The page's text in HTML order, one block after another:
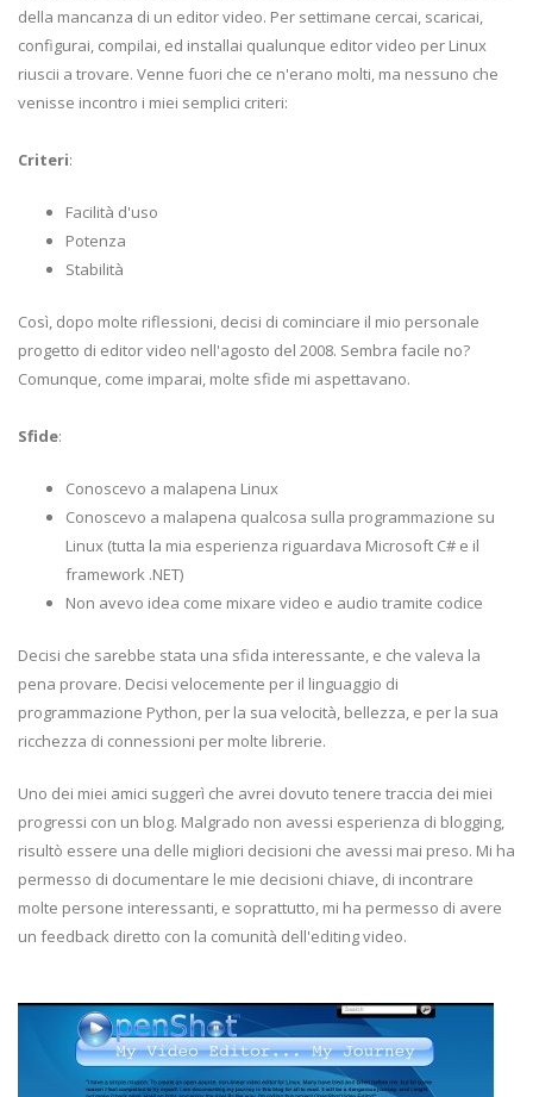
della mancanza di un editor video. Per settimane cercai, scaricai,
configurai, compilai, ed installai qualunque editor video per Linux
riuscii a trovare. Venne fuori che ce n'erano molti, ma nessuno che
venisse incontro i miei semplici criteri:
Criteri:
Facilità d'uso
Potenza
Stabilità
Così, dopo molte riflessioni, decisi di cominciare il mio personale
progetto di editor video nell'agosto del 2008. Sembra facile no?
Comunque, come imparai, molte sfide mi aspettavano.
Sfide:
Conoscevo a malapena Linux
Conoscevo a malapena qualcosa sulla programmazione su
Linux (tutta la mia esperienza riguardava Microsoft C# e il
framework .NET)
Non avevo idea come mixare video e audio tramite codice
Decisi che sarebbe stata una sfida interessante, e che valeva la
pena provare. Decisi velocemente per il linguaggio di
programmazione Python, per la sua velocità, bellezza, e per la sua
ricchezza di connessioni per molte librerie.
Uno dei miei amici suggerì che avrei dovuto tenere traccia dei miei
progressi con un blog. Malgrado non avessi esperienza di blogging,
risultò essere una delle migliori decisioni che avessi mai preso. Mi ha
permesso di documentare le mie decisioni chiave, di incontrare
molte persone interessanti, e soprattutto, mi ha permesso di avere
un feedback diretto con la comunità dell'editing video.